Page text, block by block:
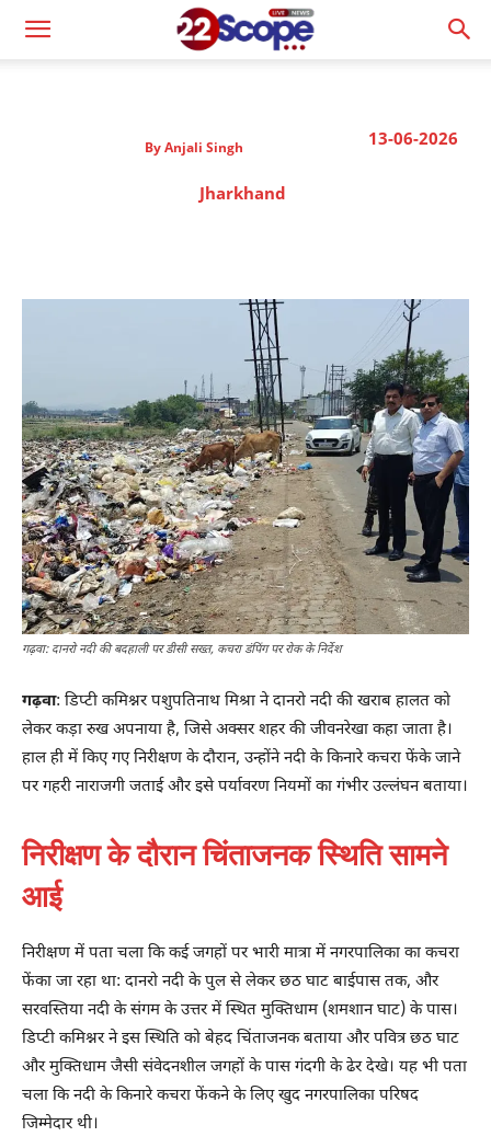
13-06-2026
By Anjali Singh
Jharkhand
गढ़वा: दानरो नदी की बदहाली पर डीसी सख्त, कचरा डंपिंग पर रोक के निर्देश
गढ़वा: डिप्टी कमिश्नर पशुपतिनाथ मिश्रा ने दानरो नदी की खराब हालत को
लेकर कड़ा रुख अपनाया है, जिसे अक्सर शहर की जीवनरेखा कहा जाता है।
हाल ही में किए गए निरीक्षण के दौरान, उन्होंने नदी के किनारे कचरा फेंके जाने
पर गहरी नाराजगी जताई और इसे पर्यावरण नियमों का गंभीर उल्लंघन बताया।
निरीक्षण के दौरान चिंताजनक स्थिति सामने
आई
निरीक्षण में पता चला कि कई जगहों पर भारी मात्रा में नगरपालिका का कचरा
फेंका जा रहा था: दानरो नदी के पुल से लेकर छठ घाट बाईपास तक, और
सरवस्तिया नदी के संगम के उत्तर में स्थित मुक्तिधाम (शमशान घाट) के पास।
डिप्टी कमिश्नर ने इस स्थिति को बेहद चिंताजनक बताया और पवित्र छठ घाट
और मुक्तिधाम जैसी संवेदनशील जगहों के पास गंदगी के ढेर देखे। यह भी पता
चला कि नदी के किनारे कचरा फेंकने के लिए खुद नगरपालिका परिषद
जिम्मेदार थी।